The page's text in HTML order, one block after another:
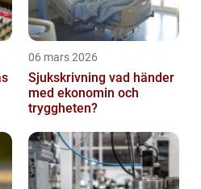
06 mars 2026
Sjukskrivning vad händer
med ekonomin och
tryggheten?